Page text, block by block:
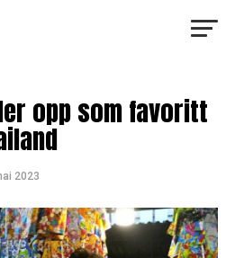
opp som favoritt
2023